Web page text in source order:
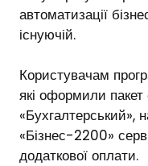
автоматизації
існуючій.
Користувачам
які оформили пакет
«Бухгалтерський»,
«Бізнес-2200»
додаткової оплати.